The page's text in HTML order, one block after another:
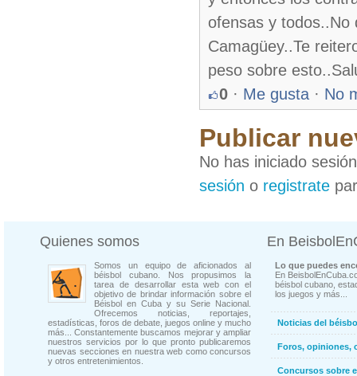
ofensas y todos..No
Camagüey..Te
peso sobre
0 · Me gusta · No
Publicar
No has iniciado
sesión o registrate
Quienes somos
Somos un equipo de aficionados al
béisbol cubano. Nos propusimos la
tarea de desarrollar esta web con el
objetivo de brindar información sobre el
Béisbol en Cuba y su Serie Nacional.
Ofrecemos noticias, reportajes,
estadísticas, foros de debate, juegos online y mucho
más... Constantemente buscamos mejorar y ampliar
nuestros servicios por lo que pronto publicaremos
nuevas secciones en nuestra web como concursos
y otros entretenimientos.
En
Lo que puedes
En
béisbol cubano,
los juegos y más...
Noticias del
Foros, opiniones,
Concursos sobre